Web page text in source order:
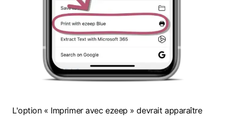
L'option « Imprimer avec ezeep » devrait apparaître